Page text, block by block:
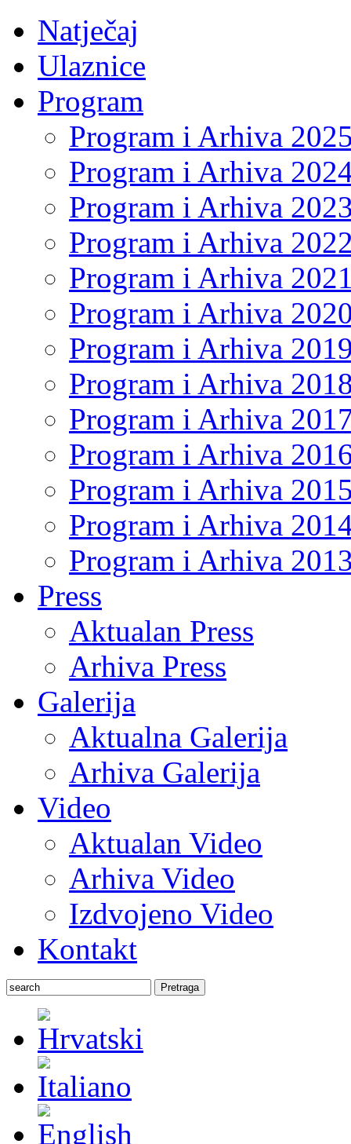
Natječaj
Ulaznice
Program
Program i Arhiva
Program i Arhiva
Program i Arhiva
Program i Arhiva
Program i Arhiva
Program i Arhiva
Program i Arhiva
Program i Arhiva
Program i Arhiva
Program i Arhiva
Program i Arhiva
Program i Arhiva
Program i Arhiva
Press
Aktualan Press
Arhiva Press
Galerija
Aktualna Galerija
Arhiva Galerija
Video
Aktualan Video
Arhiva Video
Izdvojeno Video
Kontakt
Pretraga